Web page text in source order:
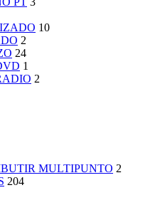
10
2
24
1
2
MULTIPUNTO 2
204